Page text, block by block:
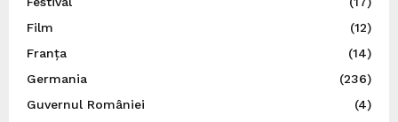
Film
(12)
Franța
(14)
Germania
(236)
Guvernul României
(4)